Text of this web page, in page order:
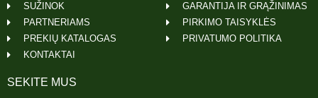
SEKITE MUS
GARANTIJA IR GRĄŽINIMAS
PIRKIMO TAISYKLĖS
PRIVATUMO POLITIKA
SUŽINOK
PARTNERIAMS
PREKIŲ KATALOGAS
KONTAKTAI